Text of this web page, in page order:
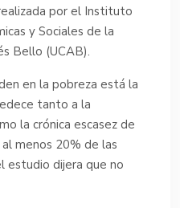
por el Instituto
y Sociales de la
Bello (UCAB).
en la pobreza está la
tanto a la
la crónica escasez de
menos 20% de las
estudio dijera que no